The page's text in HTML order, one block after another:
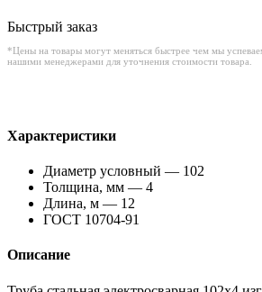
Быстрый заказ
*Цены на товары могут меняться быстрее чем мы
нашими менеджерами для уточнения стоимости товара.
Характеристики
Диаметр условный — 102
Толщина, мм — 4
Длина, м — 12
ГОСТ 10704-91
Описание